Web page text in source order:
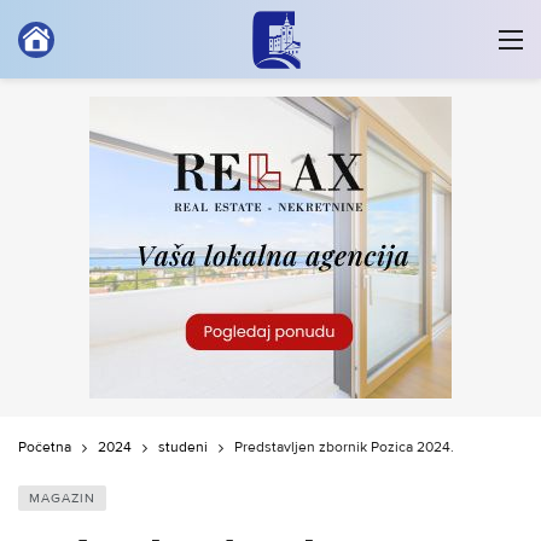
Početna 2024 studeni Predstavljen zbornik Pozica 2024.
MAGAZIN